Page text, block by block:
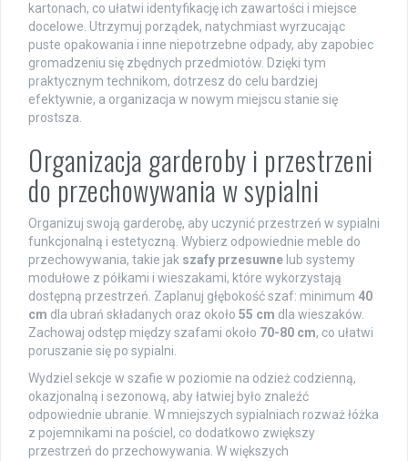
kartonach, co ułatwi identyfikację ich zawartości i miejsce
docelowe. Utrzymuj porządek, natychmiast wyrzucając
puste opakowania i inne niepotrzebne odpady, aby zapobiec
gromadzeniu się zbędnych przedmiotów. Dzięki tym
praktycznym technikom, dotrzesz do celu bardziej
efektywnie, a organizacja w nowym miejscu stanie się
prostsza.
Organizacja garderoby i przestrzeni
do przechowywania w sypialni
Organizuj swoją garderobę, aby uczynić przestrzeń w sypialni
funkcjonalną i estetyczną. Wybierz odpowiednie meble do
przechowywania, takie jak szafy przesuwne lub systemy
modułowe z półkami i wieszakami, które wykorzystają
dostępną przestrzeń. Zaplanuj głębokość szaf: minimum 40
cm dla ubrań składanych oraz około 55 cm dla wieszaków.
Zachowaj odstęp między szafami około 70-80 cm, co ułatwi
poruszanie się po sypialni.
Wydziel sekcje w szafie w poziomie na odzież codzienną,
okazjonalną i sezonową, aby łatwiej było znaleźć
odpowiednie ubranie. W mniejszych sypialniach rozważ łóżka
z pojemnikami na pościel, co dodatkowo zwiększy
przestrzeń do przechowywania. W większych